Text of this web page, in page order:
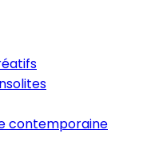
contemporaine